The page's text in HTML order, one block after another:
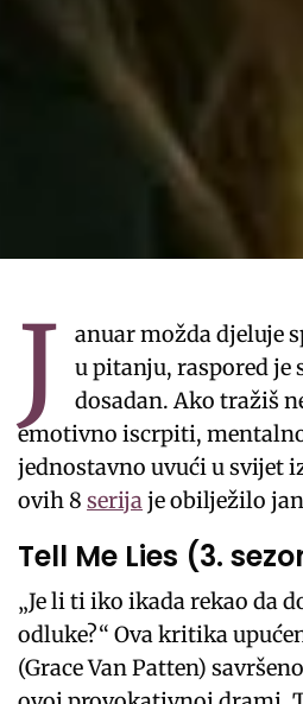
J
anuar možda djeluje
u pitanju, raspored je
dosadan. Ako tražiš
emotivno iscrpiti,
jednostavno uvući u svijet
ovih 8serijaje obilježilo
Tell Me Lies (3.
„Je li ti iko ikada rekao da
odluke?“ Ova kritika
(Grace Van Patten)